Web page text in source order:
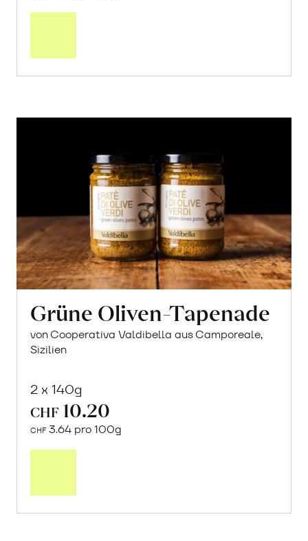
Grüne Oliven-Tapenade
von Cooperativa Valdibella aus Camporeale,
Sizilien
2 x 140g
CHF 10.20
CHF 3.64 pro 100g